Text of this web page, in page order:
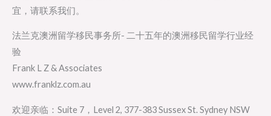
宜，请联系我们。
法兰克澳洲留学移民事务所- 二十五年的澳洲移民留学行业经
验
Frank L Z & Associates
www.franklz.com.au
欢迎亲临：Suite 7，Level 2, 377-383 Sussex St. Sydney NSW